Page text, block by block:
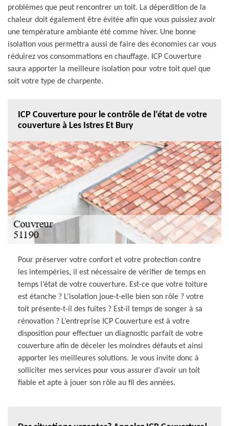
problèmes que peut rencontrer un toit. La déperdition de la
chaleur doit également être évitée afin que vous puissiez avoir
une température ambiante été comme hiver. Une bonne
isolation vous permettra aussi de faire des économies car vous
réduirez vos consommations en chauffage. ICP Couverture
saura apporter la meilleure isolation pour votre toit quel que
soit votre type de charpente.
ICP Couverture pour le contrôle de l’état de votre
couverture à Les Istres Et Bury
Pour préserver votre confort et votre protection contre
les intempéries, il est nécessaire de vérifier de temps en
temps l’état de votre couverture. Est-ce que votre toiture
est étanche ? L’isolation joue-t-elle bien son rôle ? votre
toit présente-t-il des fuites ? Est-il temps de songer à sa
rénovation ? L’entreprise ICP Couverture est à votre
disposition pour effectuer un diagnostic parfait de votre
couverture afin de déceler les moindres défauts et ainsi
apporter les meilleures solutions. Je vous invite donc à
solliciter mes services pour vous assurer d’avoir un toit
fiable et apte à jouer son rôle au fil des années.